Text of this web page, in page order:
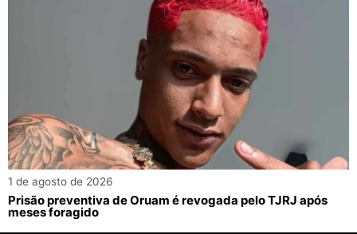
1 de agosto de 2026
Prisão preventiva de Oruam é revogada pelo TJRJ após
meses foragido